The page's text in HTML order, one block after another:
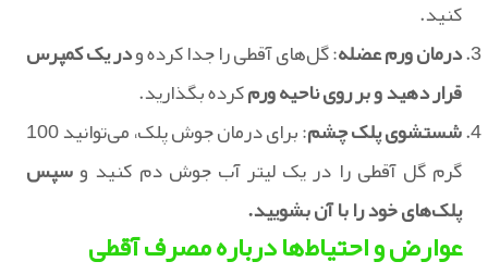
کنید.
درمان ورم عضله: گل‌های آقطی را جدا کرده ودر یک کمپرس
قرار دهید و بر روی ناحیه ورمکرده بگذارید.
شستشوی پلک چشم
: برای درمان جوش پلک، می‌توانید 100
گرم گل آقطی را در یک لیتر آب جوش دم کنید وسپس
پلک‌های خود را با آن بشویید.
عوارض و احتیاط‌ها درباره مصرف آقطی